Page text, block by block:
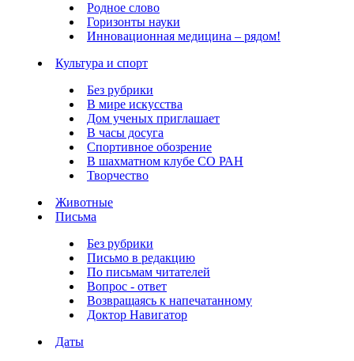
Родное слово
Горизонты науки
Инновационная медицина – рядом!
Культура и спорт
Без рубрики
В мире искусства
Дом ученых приглашает
В часы досуга
Спортивное обозрение
В шахматном клубе СО РАН
Творчество
Животные
Письма
Без рубрики
Письмо в редакцию
По письмам читателей
Вопрос - ответ
Возвращаясь к напечатанному
Доктор Навигатор
Даты